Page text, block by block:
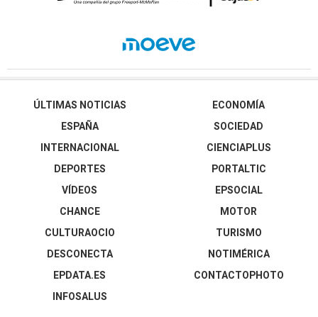
ÚLTIMAS NOTICIAS
ESPAÑA
INTERNACIONAL
DEPORTES
VÍDEOS
ECONOMÍA
SOCIEDAD
CIENCIAPLUS
PORTALTIC
EPSOCIAL
CHANCE
CULTURAOCIO
DESCONECTA
EPDATA.ES
INFOSALUS
MOTOR
TURISMO
NOTIMÉRICA
CONTACTOPHOTO